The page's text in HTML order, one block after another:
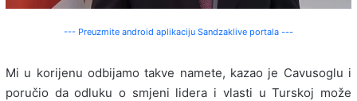
--- Preuzmite android aplikaciju Sandzaklive portala ---
Mi u korijenu odbijamo takve namete, kazao je Cavusoglu i
poručio da odluku o smjeni lidera i vlasti u Turskoj može